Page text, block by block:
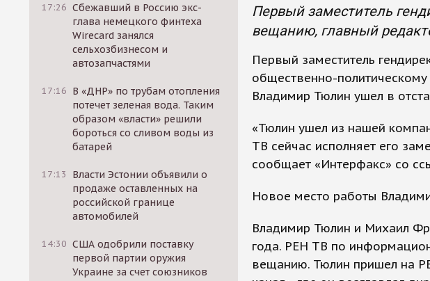
17:26 Сбежавший в Россию экс-
глава немецкого финтеха
Wirecard занялся
сельхозбизнесом и
автозапчастями
17:16 В «ДНР» по трубам отопления
потечет зеленая вода. Таким
образом «власти» решили
бороться со сливом воды из
батарей
17:13
Власти Эстонии объявили о
продаже оставленных на
российской границе
автомобилей
14:30 США одобрили поставку
первой партии оружия
Украине за счет союзников
Первый заместитель
вещанию, главный
Первый заместитель
общественно-
Владимир Тюлин ушел в
«Тюлин ушел из нашей
ТВ сейчас исполняет его
сообщает «Интерфакс» со
Новое место работы
Владимир Тюлин и Михаил
года. РЕН ТВ по
вещанию. Тюлин пришел на